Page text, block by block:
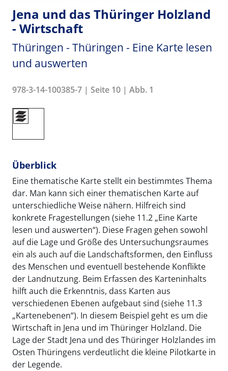
Jena und das Thüringer Holzland
- Wirtschaft
Thüringen - Thüringen - Eine Karte lesen
und auswerten
978-3-14-100385-7 | Seite 10 | Abb. 1
Überblick
Eine thematische Karte stellt ein bestimmtes Thema
dar. Man kann sich einer thematischen Karte auf
unterschiedliche Weise nähern. Hilfreich sind
konkrete Fragestellungen (siehe 11.2 „Eine Karte
lesen und auswerten“). Diese Fragen gehen sowohl
auf die Lage und Größe des Untersuchungsraumes
ein als auch auf die Landschaftsformen, den Einfluss
des Menschen und eventuell bestehende Konflikte
der Landnutzung. Beim Erfassen des Karteninhalts
hilft auch die Erkenntnis, dass Karten aus
verschiedenen Ebenen aufgebaut sind (siehe 11.3
„Kartenebenen“). In diesem Beispiel geht es um die
Wirtschaft in Jena und im Thüringer Holzland. Die
Lage der Stadt Jena und des Thüringer Holzlandes im
Osten Thüringens verdeutlicht die kleine Pilotkarte in
der Legende.